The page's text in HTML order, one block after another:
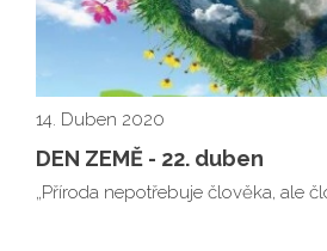
14. Duben 2020
DEN ZEMĚ - 22. duben
„Příroda nepotřebuje člověka, ale